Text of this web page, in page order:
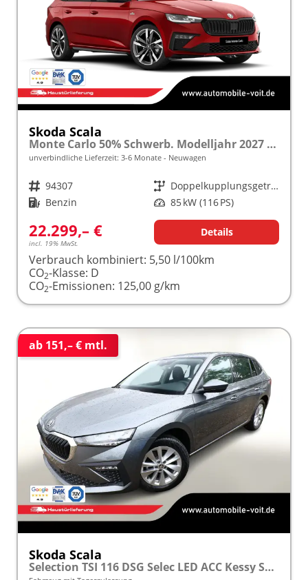
Skoda Scala
Monte Carlo 50% Schwerb. Modelljahr 2027 1.0 TSI 116 PS DSG Panoramadach 17"Alu "Sonderangebot bei Schwerbehinderung" frei konfigurierbar!
unverbindliche Lieferzeit: 3-6 Monate Neuwagen
Fahrzeugnr. 94307 Getriebe
Doppelkupplungsgetriebe (DSG)
Kraftstoff Benzin Leistung 85 kW (116 PS)
22.299,– €
incl. 19% MwSt.
Details
Verbrauch kombiniert: 5,50 l/100km
CO2-Klasse: D
CO2-Emissionen: 125,00 g/km
ab 151,– € mtl.
Skoda Scala
Selection TSI 116 DSG Selec LED ACC Kessy SunS Kam